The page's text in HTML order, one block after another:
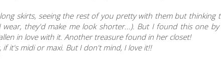
skirts, seeing the rest of you pretty with them but
they'd make me look shorter...). But I found this one
in love with it. Another treasure found in her closet!
it's midi or maxi. But I don't mind, I love it!!